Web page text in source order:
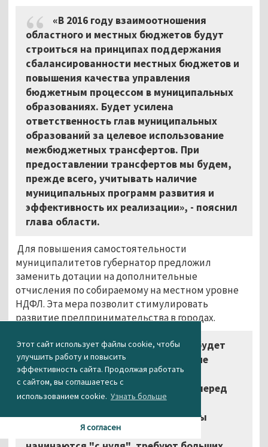
Этот сайт использует файлы cookie, чтобы
улучшить работу и повысить
эффективность сайта. Продолжая работать
с сайтом, вы соглашаетесь с
использованием cookie. Узнать больше
Я согласен
«В 2016 году взаимоотношения
областного и местных бюджетов будут
строиться на принципах поддержания
сбалансированности местных бюджетов и
повышения качества управления
бюджетным процессом в муниципальных
образованиях. Будет усилена
ответственность глав муниципальных
образований за целевое использование
межбюджетных трансфертов. При
предоставлении трансфертов мы будем,
прежде всего, учитывать наличие
муниципальных программ развития и
эффективность их реализации», - пояснил
глава области.
Для повышения самостоятельности
муниципалитетов губернатор предложил
заменить дотации на дополнительные
отчисления по собираемому на местном уровне
НДФЛ. Эта мера позволит стимулировать
развитие предпринимательства в городах.
«Мы понимаем, что 2016 год будет
непростым. Сохранят своё действие
известные ограничения. Новые
экономические реалии ставят нас перед
необходимостью тактической
корректировки: сегодня мы должны
отказаться от проектов, которые